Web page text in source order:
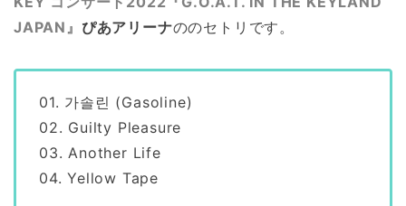
JAPAN』 ぴあアリーナののセトリです。
01. 가솔린 (Gasoline)
02. Guilty Pleasure
03. Another Life
04. Yellow Tape